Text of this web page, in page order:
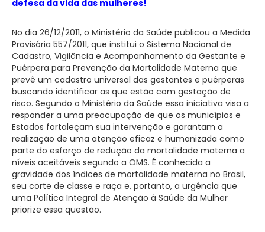
defesa da vida das mulheres!
No dia 26/12/2011, o Ministério da Saúde publicou a Medida
Provisória 557/2011, que institui o Sistema Nacional de
Cadastro, Vigilância e Acompanhamento da Gestante e
Puérpera para Prevenção da Mortalidade Materna que
prevê um cadastro universal das gestantes e puérperas
buscando identificar as que estão com gestação de
risco. Segundo o Ministério da Saúde essa iniciativa visa a
responder a uma preocupação de que os municípios e
Estados fortaleçam sua intervenção e garantam a
realização de uma atenção eficaz e humanizada como
parte do esforço de redução da mortalidade materna a
níveis aceitáveis segundo a OMS. É conhecida a
gravidade dos índices de mortalidade materna no Brasil,
seu corte de classe e raça e, portanto, a urgência que
uma Política Integral de Atenção à Saúde da Mulher
priorize essa questão.